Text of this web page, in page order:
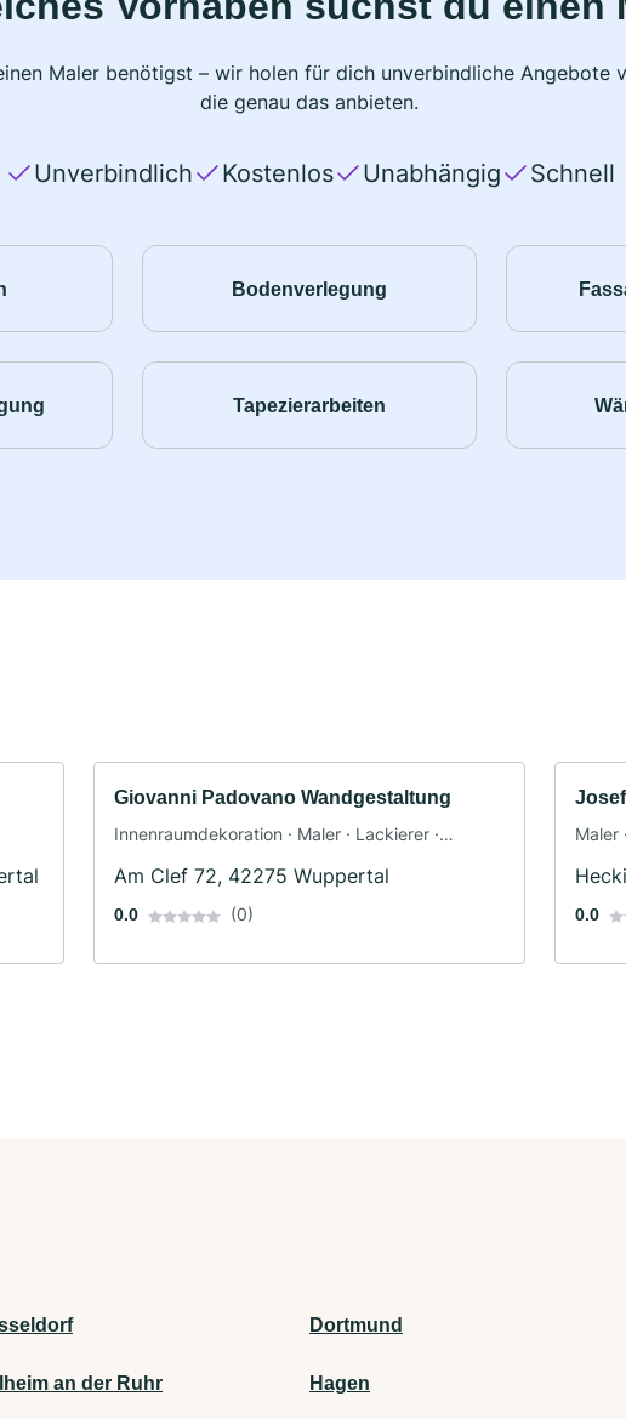
Maler benötigst – wir holen für dich unverbindliche Angebote
die genau das anbieten.
Unverbindlich Kostenlos Unabhängig Schnell
Bodenverlegung
Tapezierarbeiten
Giovanni Padovano Wandgestaltung
Innenraumdekoration · Maler · Lackierer ·
Am Clef 72, 42275 Wuppertal
0.0 (0)
Maler
0.0
Dortmund
an der Ruhr Hagen